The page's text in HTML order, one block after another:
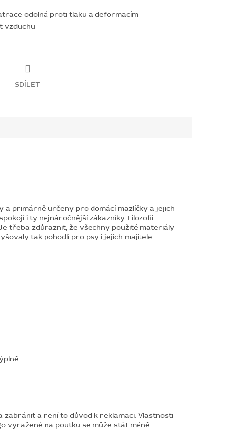
odolná proti tlaku a deformacím
vzduchu
SDÍLET
primárně určeny pro domácí mazlíčky a jejich
i ty nejnáročnější zákazníky. Filozofii
třeba zdůraznit, že všechny použité materiály
tak pohodlí pro psy i jejich majitele.
zabránit a není to důvod k reklamaci. Vlastnosti
vyražené na poutku se může stát méně